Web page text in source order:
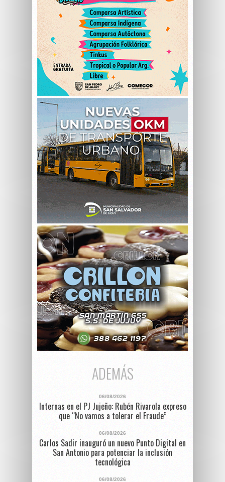
ADEMÁS
06/08/2026
Internas en el PJ Jujeño: Rubén Rivarola expreso
que “No vamos a tolerar el Fraude”
06/08/2026
Carlos Sadir inauguró un nuevo Punto Digital en
San Antonio para potenciar la inclusión
tecnológica
06/08/2026